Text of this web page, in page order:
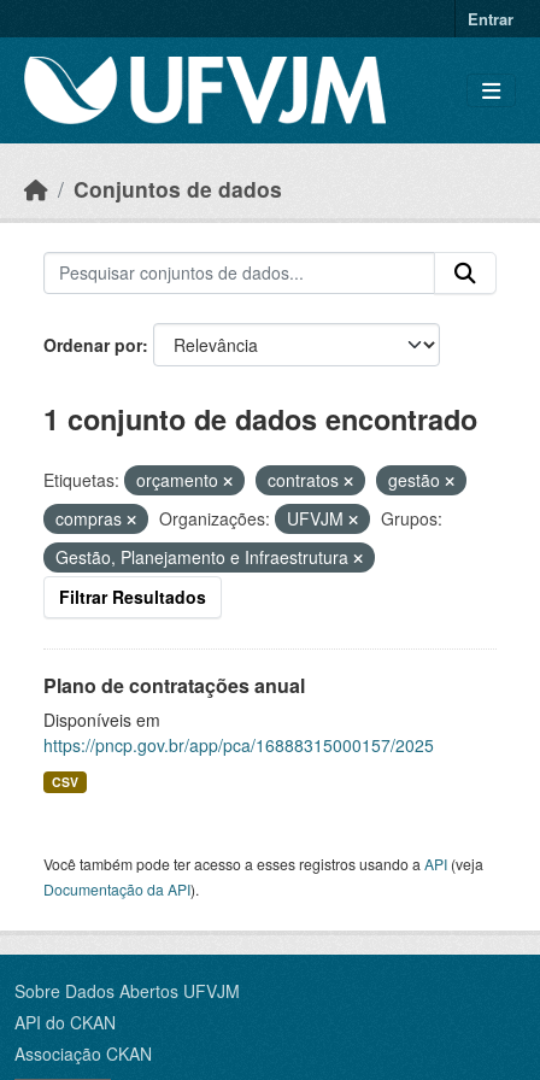
Entrar
Conjuntos de dados
Ordenar por
1 conjunto de dados encontrado
Etiquetas: orçamento contratos
gestão
compras
Organizações: UFVJM
Grupos:
Gestão, Planejamento e Infraestrutura
Filtrar Resultados
Plano de contratações anual
Disponíveis em
https://pncp.gov.br/app/pca/16888315000157/2025
CSV
Você também pode ter acesso a esses registros usando a API (veja
Documentação da API).
Sobre Dados Abertos UFVJM
API do CKAN
Associação CKAN